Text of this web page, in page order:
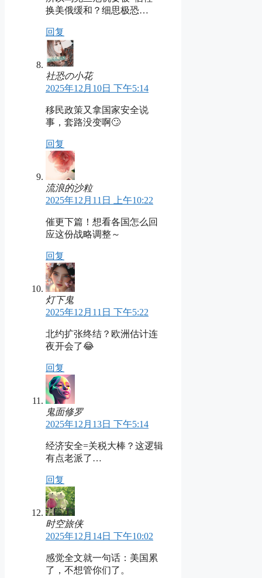
换美俄缓和？细思极恐…
回复
社恐の小花
2025年12月10日 下午5:14
移民政策又拿国家安全说
事，套路没变啊🙄
回复
流浪的沙粒
2025年12月11日 上午10:22
催更下篇！想看各国怎么回
应这份战略调整～
回复
灯下鬼
2025年12月11日 下午5:22
北约扩张终结？欧洲估计连
夜开会了😂
回复
鬼面修罗
2025年12月13日 下午5:14
经济安全=关税大棒？这逻辑
有点老派了…
回复
时空旅侠
2025年12月14日 下午10:02
感觉全文就一句话：美国累
了，不想管你们了。